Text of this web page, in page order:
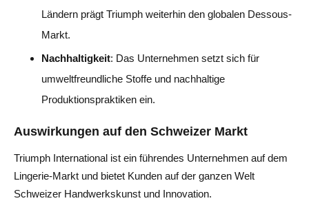
Ländern prägt Triumph weiterhin den globalen Dessous-
Markt.
Nachhaltigkeit: Das Unternehmen setzt sich für
umweltfreundliche Stoffe und nachhaltige
Produktionspraktiken ein.
Auswirkungen auf den Schweizer Markt
Triumph International ist ein führendes Unternehmen auf dem
Lingerie-Markt und bietet Kunden auf der ganzen Welt
Schweizer Handwerkskunst und Innovation.